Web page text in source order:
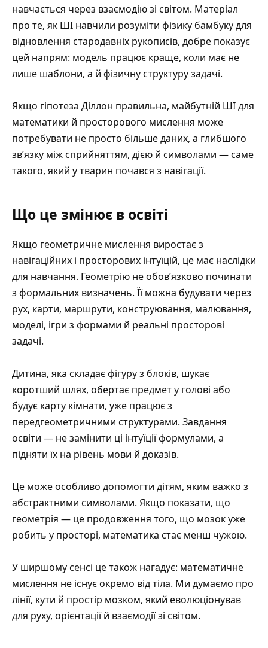
навчається через взаємодію зі світом. Матеріал
про те, як ШІ навчили розуміти фізику бамбуку для
відновлення стародавніх рукописів, добре показує
цей напрям: модель працює краще, коли має не
лише шаблони, а й фізичну структуру задачі.
Якщо гіпотеза Діллон правильна, майбутній ШІ для
математики й просторового мислення може
потребувати не просто більше даних, а глибшого
зв’язку між сприйняттям, дією й символами — саме
такого, який у тварин почався з навігації.
Що це змінює в освіті
Якщо геометричне мислення виростає з
навігаційних і просторових інтуїцій, це має наслідки
для навчання. Геометрію не обов’язково починати
з формальних визначень. Її можна будувати через
рух, карти, маршрути, конструювання, малювання,
моделі, ігри з формами й реальні просторові
задачі.
Дитина, яка складає фігуру з блоків, шукає
коротший шлях, обертає предмет у голові або
будує карту кімнати, уже працює з
передгеометричними структурами. Завдання
освіти — не замінити ці інтуїції формулами, а
підняти їх на рівень мови й доказів.
Це може особливо допомогти дітям, яким важко з
абстрактними символами. Якщо показати, що
геометрія — це продовження того, що мозок уже
робить у просторі, математика стає менш чужою.
У ширшому сенсі це також нагадує: математичне
мислення не існує окремо від тіла. Ми думаємо про
лінії, кути й простір мозком, який еволюціонував
для руху, орієнтації й взаємодії зі світом.